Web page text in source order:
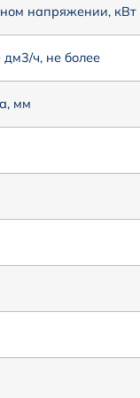
напряжении, кВт
ч, не более
мм